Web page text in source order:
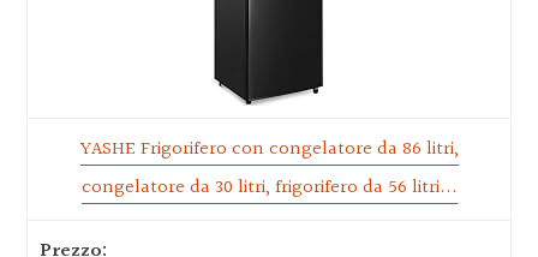
YASHE Frigorifero con congelatore da 86 litri,
congelatore da 30 litri, frigorifero da 56 litri...